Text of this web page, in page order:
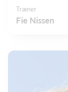
Træner
Fie Nissen